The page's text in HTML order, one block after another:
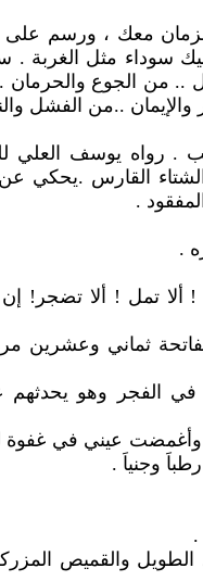
معك ، ورسم
سوداء مثل الغربة .
.. من الجوع والحرمان
..من الفشل
. رواه يوسف العلي
القارس .يحكي
.
.
تمل ! ألا تضجر! إن
ثماني وعشرين
الفجر وهو
عيني في غفوة
وجنياَ .
.
الطويل والقميص